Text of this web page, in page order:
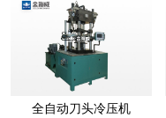
全自动刀头冷压机